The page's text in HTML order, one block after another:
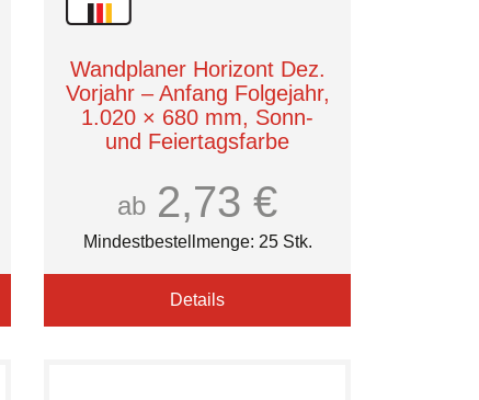
Wandplaner Horizont Dez.
Vorjahr – Anfang Folgejahr,
1.020 × 680 mm, Sonn-
und Feiertagsfarbe
ab 2,73 €
Mindestbestellmenge: 25 Stk.
Details